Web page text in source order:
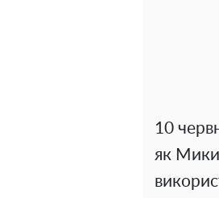
10
як